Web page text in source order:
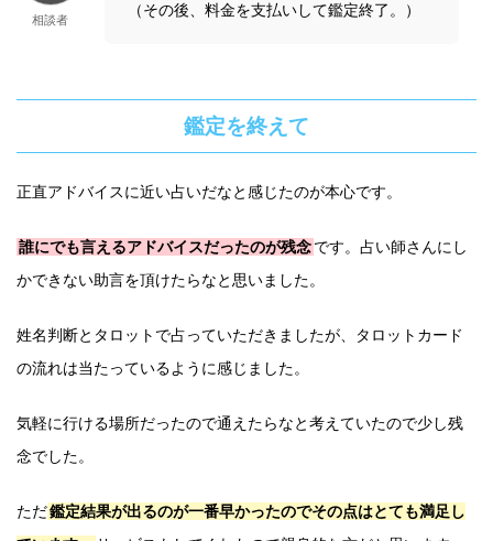
相談者
（その後、料金を支払いして鑑定終了。）
鑑定を終えて
正直アドバイスに近い占いだなと感じたのが本心です。
誰にでも言えるアドバイスだったのが残念です。占い師さんにし
かできない助言を頂けたらなと思いました。
姓名判断とタロットで占っていただきましたが、タロットカード
の流れは当たっているように感じました。
気軽に行ける場所だったので通えたらなと考えていたので少し残
念でした。
ただ鑑定結果が出るのが一番早かったのでその点はとても満足し